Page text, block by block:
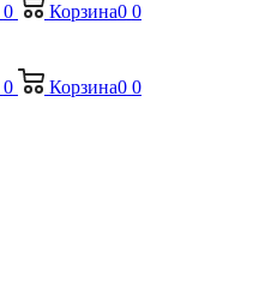
0 Корзина0 0
0 Корзина0 0